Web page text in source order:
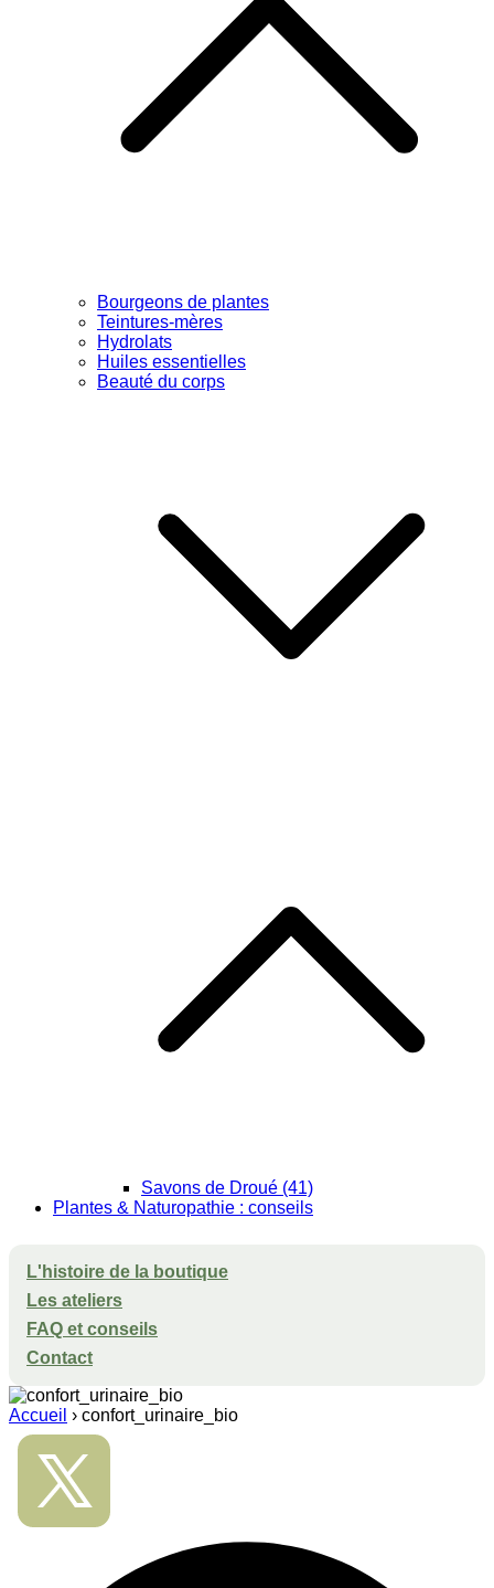
Bourgeons de plantes
Teintures-mères
Hydrolats
Huiles essentielles
Beauté du corps
Savons de Droué (41)
Plantes & Naturopathie : conseils
L'histoire de la boutique
Les ateliers
FAQ et conseils
Contact
Accueil › confort_urinaire_bio